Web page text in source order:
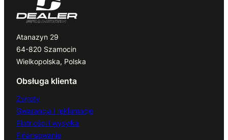
Atanazyn 29
64-820 Szamocin
Wielkopolska, Polska
Obsługa klienta
Zwroty
Gwarancja i reklamacje
Płatności i wysyłka
Finansowanie